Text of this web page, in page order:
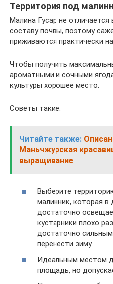
Территория под
Малина Гусар не
составу почвы, поэтому
приживаются практически
Чтобы получить
ароматными и сочными
культуры хорошее место.
Советы такие:
Читайте также:
Маньчжурская
выращивание
Выберите
малинник, которая в
достаточно
кустарники плохо
достаточно
перенести зиму.
Идеальным местом
площадь, но